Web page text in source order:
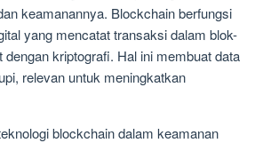
keamanannya. Blockchain berfungsi
yang mencatat transaksi dalam blok-
kriptografi. Hal ini membuat data
relevan untuk meningkatkan
blockchain dalam keamanan